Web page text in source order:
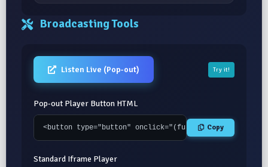
Broadcasting Tools
Listen Live (Pop-out) Try it!
Pop-out Player Button HTML
<button type="button" onclick="(function(){var
Copy
Standard Iframe Player